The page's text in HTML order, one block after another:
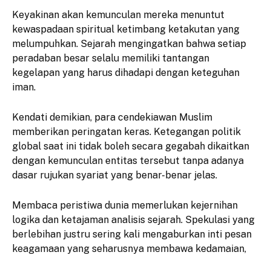
​Keyakinan akan kemunculan mereka menuntut
kewaspadaan spiritual ketimbang ketakutan yang
melumpuhkan. Sejarah mengingatkan bahwa setiap
peradaban besar selalu memiliki tantangan
kegelapan yang harus dihadapi dengan keteguhan
iman.
​Kendati demikian, para cendekiawan Muslim
memberikan peringatan keras. Ketegangan politik
global saat ini tidak boleh secara gegabah dikaitkan
dengan kemunculan entitas tersebut tanpa adanya
dasar rujukan syariat yang benar-benar jelas.
​Membaca peristiwa dunia memerlukan kejernihan
logika dan ketajaman analisis sejarah. Spekulasi yang
berlebihan justru sering kali mengaburkan inti pesan
keagamaan yang seharusnya membawa kedamaian,